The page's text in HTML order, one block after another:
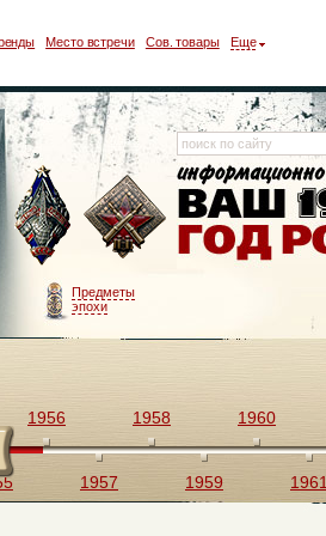
Место встречи Сов. товары Еще
Предметы
эпохи
1956
1957
1958
1959
1960
1961